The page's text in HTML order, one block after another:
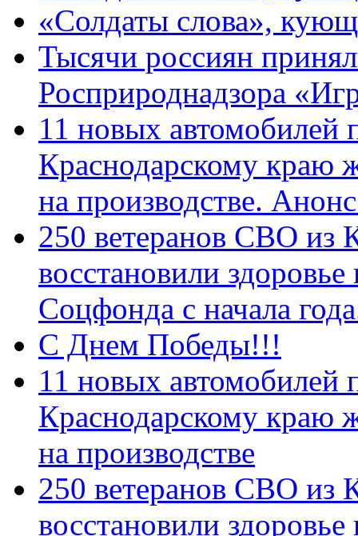
«Солдаты слова»,
Тысячи россиян
Росприроднадзора
11 новых автомобилей
Краснодарскому краю
на производстве.
250 ветеранов СВО из
восстановили
Соцфонда с начала
С Днем Победы!!!
11 новых автомобилей
Краснодарскому краю
на производстве
250 ветеранов СВО из
восстановили